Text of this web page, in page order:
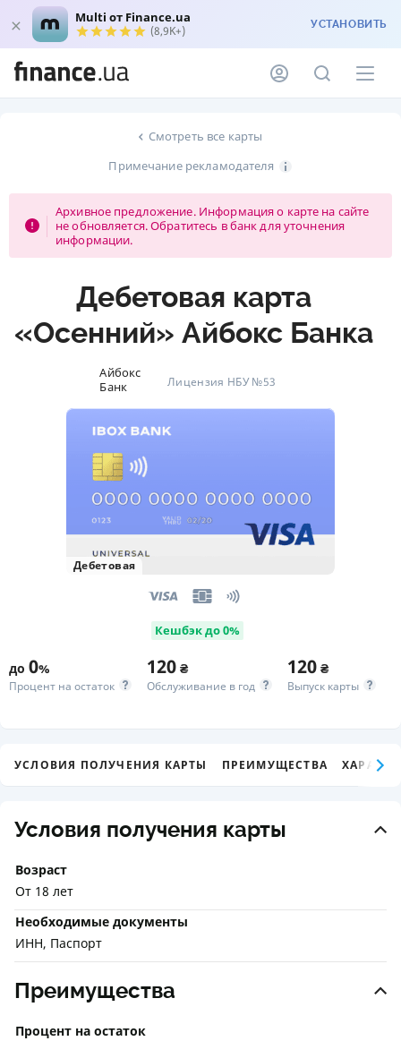
Multi от Finance.ua
(8,9K+) УСТАНОВИТЬ
Смотреть все карты
Примечание рекламодателя
Архивное предложение. Информация о карте на сайте
не обновляется. Обратитесь в банк для уточнения
информации.
Дебетовая карта
«Осенний» Айбокс Банка
Айбокс
Банк
Лицензия НБУ №53
Дебетовая
Кешбэк до 0%
до 0%
Процент на остаток
120 ₴
Обслуживание в год
120 ₴
Выпуск карты
УСЛОВИЯ ПОЛУЧЕНИЯ КАРТЫ ПРЕИМУЩЕСТВА
Условия получения карты
Возраст
От 18 лет
Необходимые документы
ИНН, Паспорт
Преимущества
Процент на остаток